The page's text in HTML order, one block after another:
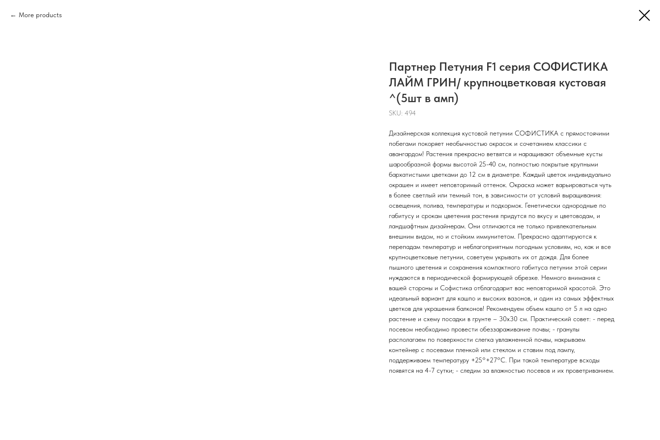
More products
Партнер Петуния F1 серия СОФИСТИКА
ЛАЙМ ГРИН/ крупноцветковая кустовая
^(5шт в амп)
SKU: 494
Дизайнерская коллекция кустовой петунии СОФИСТИКА с прямостоячими
побегами покоряет необычностью окрасок и сочетанием классики с
авангардом! Растения прекрасно ветвятся и наращивают объемные кусты
шарообразной формы высотой 25-40 см, полностью покрытые крупными
бархатистыми цветками до 12 см в диаметре. Каждый цветок индивидуально
окрашен и имеет неповторимый оттенок. Окраска может варьироваться чуть
в более светлый или темный тон, в зависимости от условий выращивания:
освещения, полива, температуры и подкормок. Генетически однородные по
габитусу и срокам цветения растения придутся по вкусу и цветоводам, и
ландшафтным дизайнерам. Они отличаются не только привлекательным
внешним видом, но и стойким иммунитетом. Прекрасно адаптируются к
перепадам температур и неблагоприятным погодным условиям, но, как и все
крупноцветковые петунии, советуем укрывать их от дождя. Для более
пышного цветения и сохранения компактного габитуса петунии этой серии
нуждаются в периодической формирующей обрезке. Немного внимания с
вашей стороны и Софистика отблагодарит вас неповторимой красотой. Это
идеальный вариант для кашпо и высоких вазонов, и один из самых эффектных
цветков для украшения балконов! Рекомендуем объем кашпо от 5 л на одно
растение и схему посадки в грунте – 30х30 см. Практический совет: - перед
посевом необходимо провести обеззараживание почвы; - гранулы
располагаем по поверхности слегка увлажненной почвы, накрываем
контейнер с посевами пленкой или стеклом и ставим под лампу,
поддерживаем температуру +25°+27°С. При такой температуре всходы
появятся на 4-7 сутки; - следим за влажностью посевов и их проветриванием.